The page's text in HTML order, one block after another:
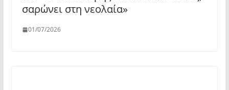
σαρώνει στη νεολαία»
01/07/2026